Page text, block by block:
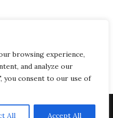
browsing experience,
and analyze our
you consent to our use of
All Accept All
Theme Adjustable Blog by